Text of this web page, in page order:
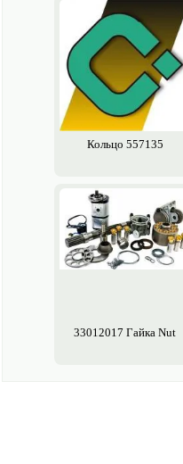
Кольцо 557135
33012017 Гайка Nut